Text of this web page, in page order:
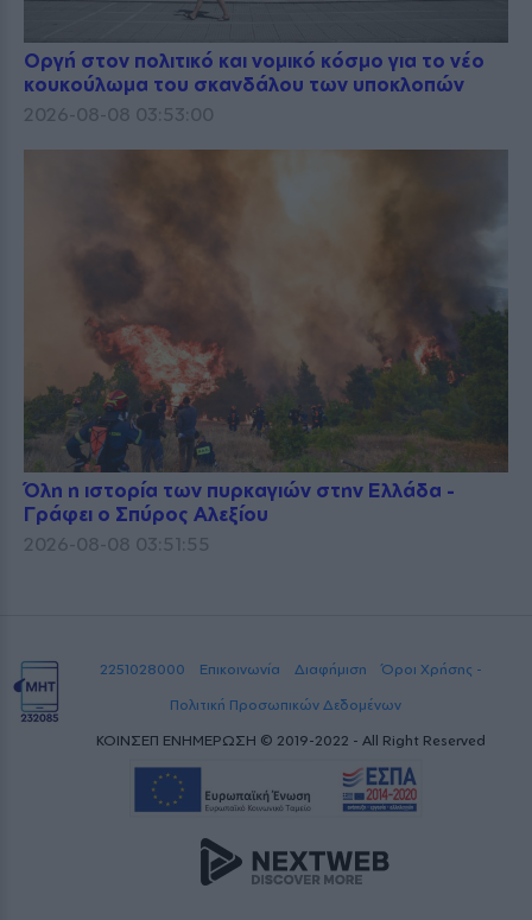
Οργή στον πολιτικό και νομικό κόσμο για το νέο
κουκούλωμα του σκανδάλου των υποκλοπών
2026-08-08 03:53:00
Όλη η ιστορία των πυρκαγιών στην Ελλάδα -
Γράφει ο Σπύρος Αλεξίου
2026-08-08 03:51:55
2251028000 Επικοινωνία Διαφήμιση
Όροι Χρήσης -
Πολιτική Προσωπικών Δεδομένων
ΚΟΙΝΣΕΠ ΕΝΗΜΕΡΩΣΗ © 2019-2022 - All Right Reserved